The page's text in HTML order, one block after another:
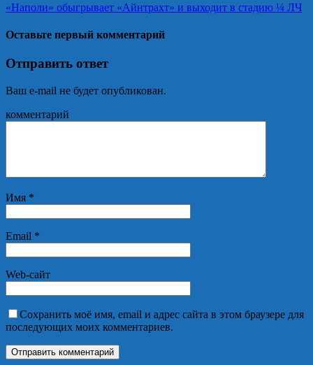
«Наполи» обыгрывает «Айнтрахт» и выходит в стадию ¼ ЛЧ
Оставьте первый комментарий
Отправить ответ
Ваш e-mail не будет опубликован.
комментарий
Имя *
Email *
Web-сайт
Сохранить моё имя, email и адрес сайта в этом браузере для
последующих моих комментариев.